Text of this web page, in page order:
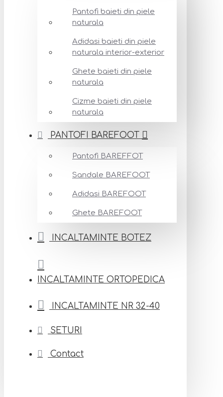
Pantofi baieti din piele
naturala
Adidasi baieti din piele
naturala interior-exterior
Ghete baieti din piele
naturala
Cizme baieti din piele
naturala
PANTOFI BAREFOOT
Pantofi BAREFFOT
Sandale BAREFOOT
Adidasi BAREFOOT
Ghete BAREFOOT
INCALTAMINTE BOTEZ
INCALTAMINTE ORTOPEDICA
INCALTAMINTE NR 32-40
SETURI
Contact